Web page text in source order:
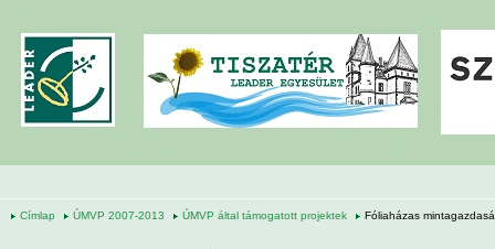
Címlap ÚMVP 2007-2013 ÚMVP által támogatott projektek Fóliaházas